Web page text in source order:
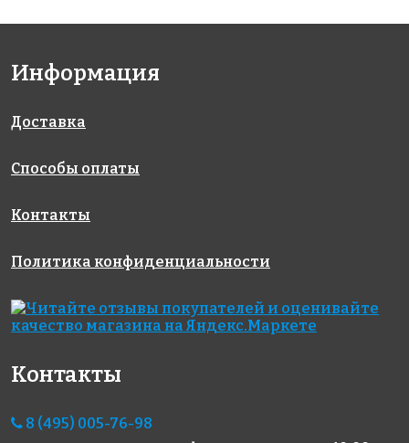
NATURALE 1
Beige
2139 руб.
EpoxyElite
кг
LITOCHROM
C.140
Информация
Доставка
Способы оплаты
Контакты
Политика конфиденциальности
Контакты
8 (495) 005-76-98